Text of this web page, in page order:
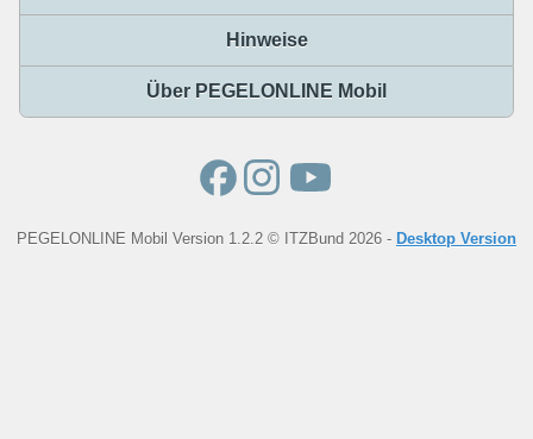
Hinweise
Über PEGELONLINE Mobil
PEGELONLINE Mobil Version 1.2.2 © ITZBund 2026 - Desktop Version